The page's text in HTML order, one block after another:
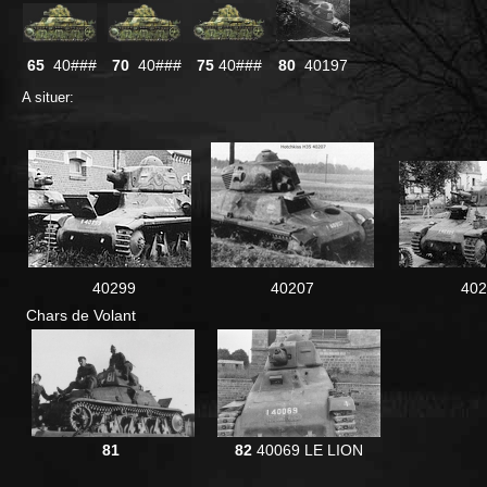
65 40### 70 40### 7540### 80 40197
A situer:
40299 40207
Chars de Volant
81 82 40069 LE LION